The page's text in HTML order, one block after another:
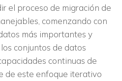
el proceso de migración de
comenzando con
más importantes y
conjuntos de datos
continuas de
de este enfoque iterativo